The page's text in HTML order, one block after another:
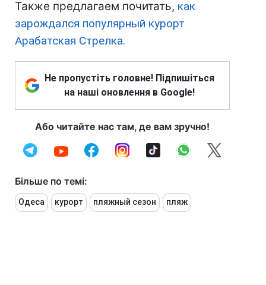
Также предлагаем почитать, как
зарождался популярный курорт
Арабатская Стрелка.
Не пропустіть головне! Підпишіться
на наші оновлення в Google!
Або читайте нас там, де вам зручно!
Більше по темі:
Одеса курорт пляжный сезон пляж